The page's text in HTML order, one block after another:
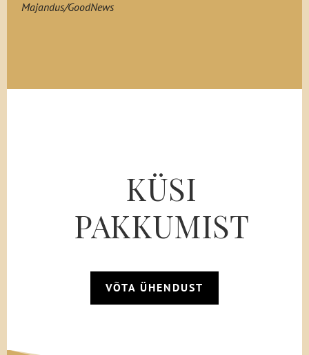
Majandus/GoodNews
KÜSI
PAKKUMIST
VÕTA ÜHENDUST